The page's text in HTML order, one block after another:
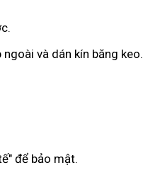
và dán kín băng keo.
để bảo mật.